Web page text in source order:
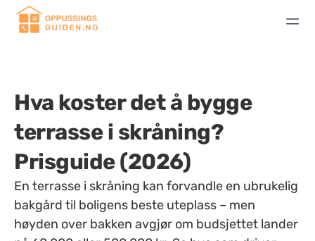
Hva koster det å bygge
terrasse i skråning?
Prisguide (2026)
En terrasse i skråning kan forvandle en ubrukelig
bakgård til boligens beste uteplass – men
høyden over bakken avgjør om budsjettet lander